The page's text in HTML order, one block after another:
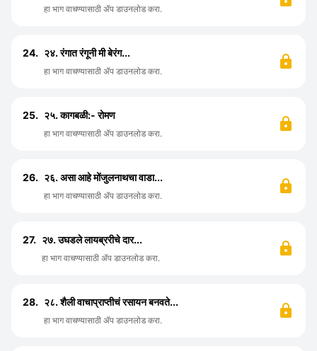
हा भाग वाचण्यासाठी ॲप डाउनलोड करा.
24. २४. रंगात रंगूनी मी बेरंग...
हा भाग वाचण्यासाठी ॲप डाउनलोड करा.
25. २५. कागबळी:- रोमण
हा भाग वाचण्यासाठी ॲप डाउनलोड करा.
26. २६. असा आहे मोंजुलनाथचा वाडा...
हा भाग वाचण्यासाठी ॲप डाउनलोड करा.
27. २७. उघडले लायब्ररीचे दार...
हा भाग वाचण्यासाठी ॲप डाउनलोड करा.
28. २८. शैली वाचाप्राप्तीचं रसायन बनवते...
हा भाग वाचण्यासाठी ॲप डाउनलोड करा.